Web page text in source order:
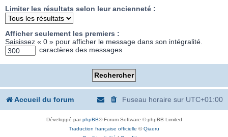
Limiter les résultats selon leur ancienneté :
Afficher seulement les premiers :
Saisissez « 0 » pour afficher le message dans son intégralité.
caractères des messages
Accueil du forum Fuseau horaire sur UTC+01:00
Développé parphpBB® Forum Software © phpBB Limited
Traduction française officielle ©Qiaeru